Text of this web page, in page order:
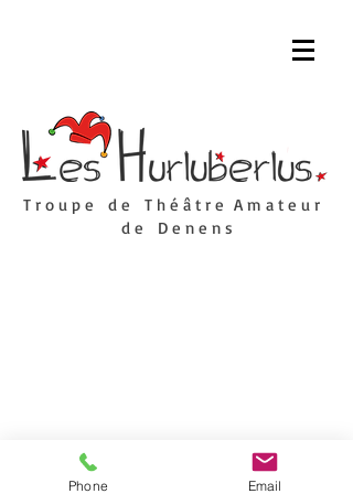
T r o u p e d e T h é â t r e A m a t e u r
d e D e n e n s
© 2025 Les Hurluberlus
Phone Email